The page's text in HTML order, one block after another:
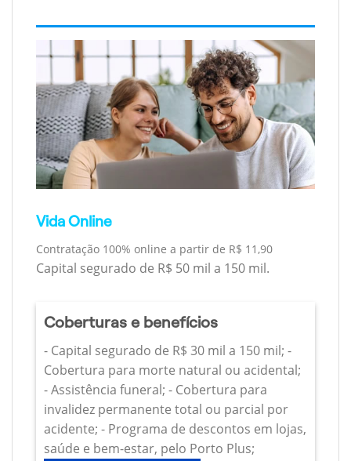
Vida Online
Contratação 100% online a partir de R$ 11,90
Capital segurado de R$ 50 mil a 150 mil.
Coberturas e benefícios
- Capital segurado de R$ 30 mil a 150 mil; -
Cobertura para morte natural ou acidental;
- Assistência funeral; - Cobertura para
invalidez permanente total ou parcial por
acidente; - Programa de descontos em lojas,
saúde e bem-estar, pelo Porto Plus;